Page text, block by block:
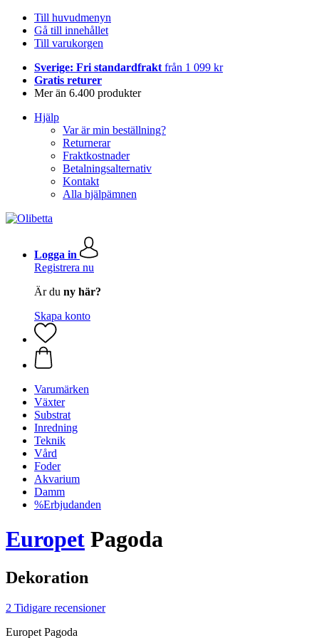
Till huvudmenyn
Gå till innehållet
Till varukorgen
Sverige: Fri standardfrakt från 1 099 kr
Gratis returer
Mer än 6.400 produkter
Hjälp
Var är min beställning?
Returnerar
Fraktkostnader
Betalningsalternativ
Kontakt
Alla hjälpämnen
Logga in
Registrera nu
Är du ny här?
Skapa konto
Varumärken
Växter
Substrat
Inredning
Teknik
Vård
Foder
Akvarium
Damm
%Erbjudanden
Europet Pagoda
Dekoration
2 Tidigare recensioner
Europet Pagoda